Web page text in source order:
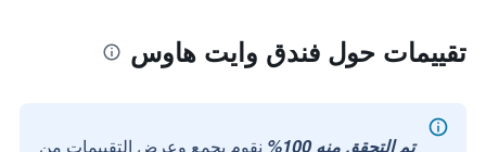
تقييمات حول فندق وايت هاوس
تم التحقق منه 100% نقوم بجمع وعرض التقييمات من